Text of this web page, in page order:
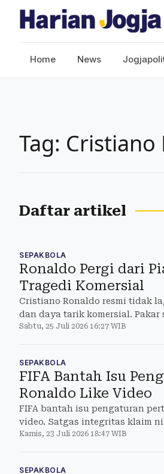
Home News
Tag: Cristiano
Daftar artikel
SEPAKBOLA
Ronaldo Pergi dari
Tragedi Komersial
Cristiano Ronaldo resmi tidak
dan daya tarik komersial.
Sabtu, 25 Juli 2026 16:27 WIB
SEPAKBOLA
FIFA Bantah Isu
Ronaldo Like Video
FIFA bantah isu pengaturan
video. Satgas integritas klaim
Kamis, 23 Juli 2026 18:47 WIB
SEPAKBOLA